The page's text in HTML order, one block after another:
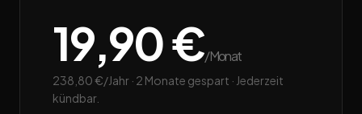
19,90 €/Monat
238,80 €/Jahr · 2 Monate gespart · Jederzeit
kündbar.